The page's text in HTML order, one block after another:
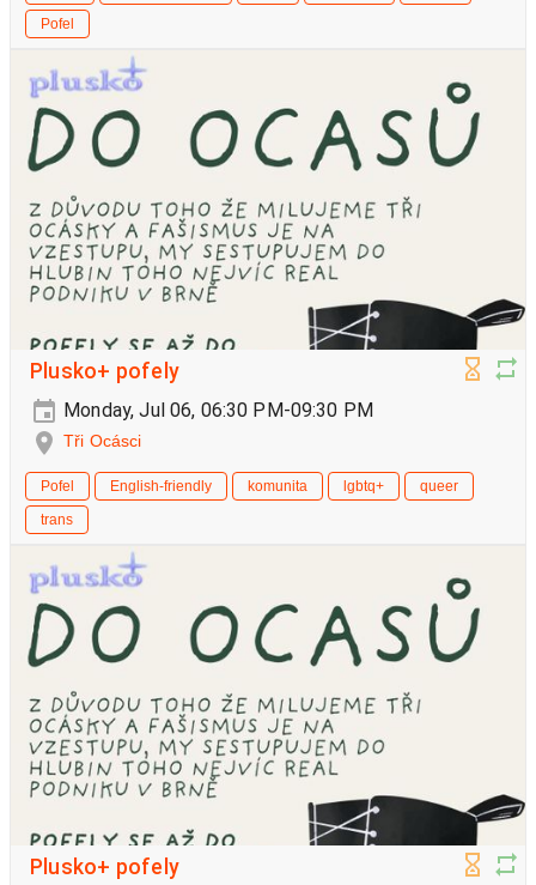
Pofel
Plusko+ pofely
Monday, Jul 06, 06:30 PM-09:30 PM
Tři Ocásci
Pofel English-friendly komunita lgbtq+
queer
trans
Plusko+ pofely